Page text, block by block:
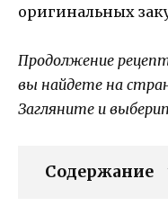
оригинальных
Продолжение
вы найдете на
Загляните и
Содержание